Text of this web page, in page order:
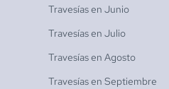
Travesías en Junio
Travesías en Julio
Travesías en Agosto
Travesías en Septiembre